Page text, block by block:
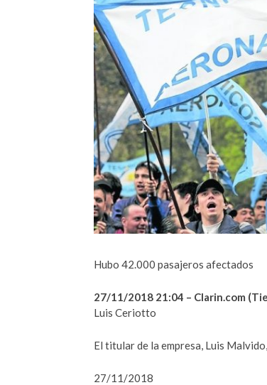
Hubo 42.000 pasajeros afectados
27/11/2018 21:04 – Clarin.com
Luis Ceriotto
El titular de la empresa, Luis
27/11/2018